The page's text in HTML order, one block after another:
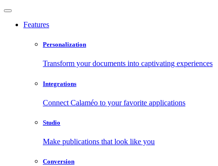
Features
Personalization
Transform your documents into captivating experiences
Integrations
Connect Calaméo to your favorite applications
Studio
Make publications that look like you
Conversion